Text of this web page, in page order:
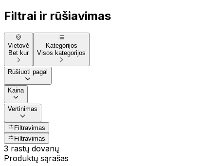
Filtrai ir rūšiavimas
Vietovė
Bet kur
Kategorijos
Visos kategorijos
Rūšiuoti pagal
Kaina
Vertinimas
Filtravimas
Filtravimas
3 rastų dovanų
Produktų sąrašas